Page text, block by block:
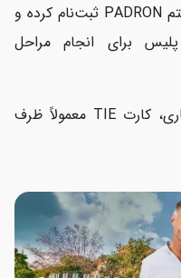
پس از ورود به اسپانیا، در سیستم PADRON ثبت‌نام کرده و
برای انجام مراحل
پس از انجام مراحل انگشت‌نگاری، کارت TIE معمولاً ظرف